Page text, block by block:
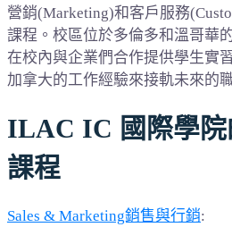
營銷(Marketing)和客戶服務
課程。校區位於多倫多和溫哥華
在校內與企業們合作提供學生實
加拿大的工作經驗來接軌未來的
ILAC IC 國際學
課程
Sales & Marketing銷售與行銷: